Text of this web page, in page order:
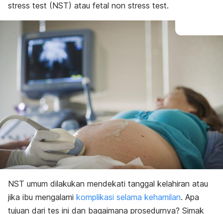
stress test (NST) atau fetal non stress test.
NST umum dilakukan mendekati tanggal kelahiran atau
jika ibu mengalami komplikasi selama kehamilan. Apa
tujuan dari tes ini dan bagaimana prosedurnya? Simak